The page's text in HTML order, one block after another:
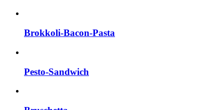
Brokkoli-Bacon-Pasta
Pesto-Sandwich